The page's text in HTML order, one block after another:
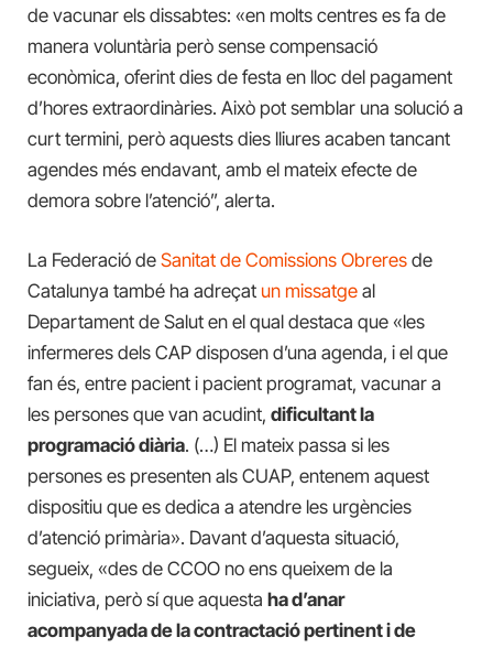
de vacunar els dissabtes: «en molts centres es fa de
manera voluntària però sense compensació
econòmica, oferint dies de festa en lloc del pagament
d’hores extraordinàries. Això pot semblar una solució a
curt termini, però aquests dies lliures acaben tancant
agendes més endavant, amb el mateix efecte de
demora sobre l’atenció”, alerta.
La Federació de Sanitat de Comissions Obreres de
Catalunya també ha adreçat un missatge al
Departament de Salut en el qual destaca que «les
infermeres dels CAP disposen d’una agenda, i el que
fan és, entre pacient i pacient programat, vacunar a
les persones que van acudint, dificultant la
programació diària. (…) El mateix passa si les
persones es presenten als CUAP, entenem aquest
dispositiu que es dedica a atendre les urgències
d’atenció primària». Davant d’aquesta situació,
segueix, «des de CCOO no ens queixem de la
iniciativa, però sí que aquesta ha d’anar
acompanyada de la contractació pertinent i de